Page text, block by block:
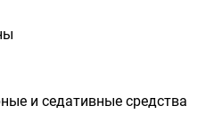
и седативные средства